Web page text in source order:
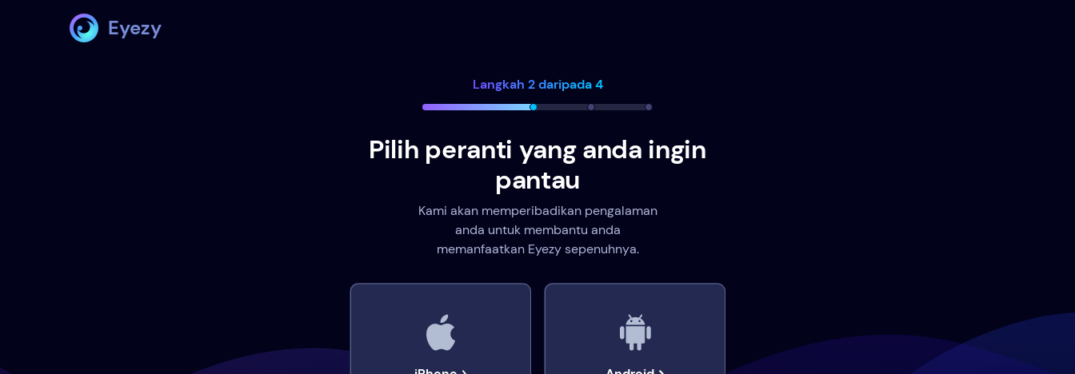
Eyezy
Langkah 2 daripada 4
Pilih peranti yang anda ingin
pantau
Kami akan memperibadikan pengalaman
anda untuk membantu anda
memanfaatkan Eyezy sepenuhnya.